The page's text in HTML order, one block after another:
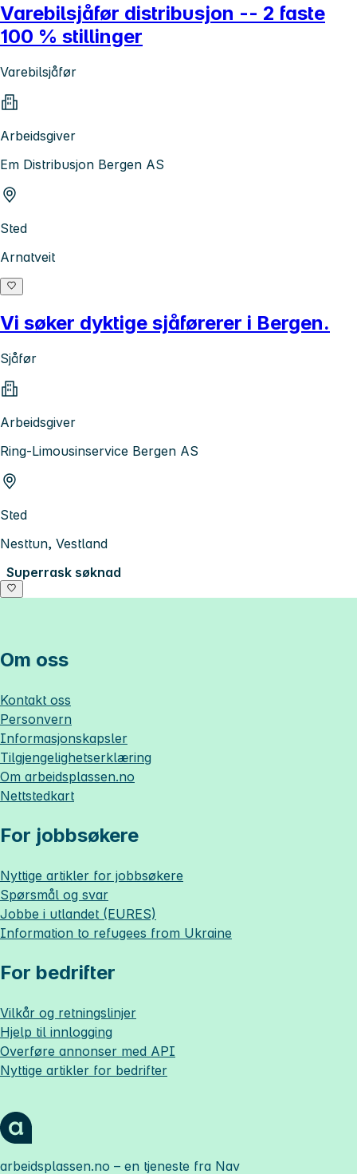
Varebilsjåfør distribusjon -- 2 faste
100 % stillinger
Varebilsjåfør
Arbeidsgiver
Em Distribusjon Bergen AS
Sted
Arnatveit
Vi søker dyktige sjåførerer i Bergen.
Sjåfør
Arbeidsgiver
Ring-Limousinservice Bergen AS
Sted
Nesttun, Vestland
Superrask søknad
Om oss
Kontakt oss
Personvern
Informasjonskapsler
Tilgjengelighetserklæring
Om arbeidsplassen.no
Nettstedkart
For jobbsøkere
Nyttige artikler for jobbsøkere
Spørsmål og svar
Jobbe i utlandet (EURES)
Information to refugees from Ukraine
For bedrifter
Vilkår og retningslinjer
Hjelp til innlogging
Overføre annonser med API
Nyttige artikler for bedrifter
arbeidsplassen.no – en tjeneste fra Nav